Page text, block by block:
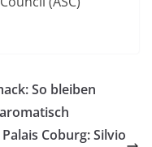
So bleiben
Coburg: Silvio